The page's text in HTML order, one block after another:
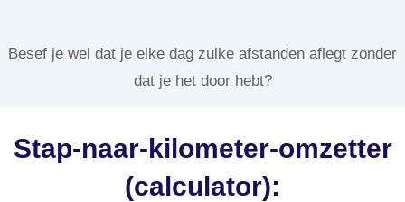
Besef je wel dat je elke dag zulke afstanden aflegt zonder
dat je het door hebt?
Stap-naar-kilometer-omzetter
(calculator):